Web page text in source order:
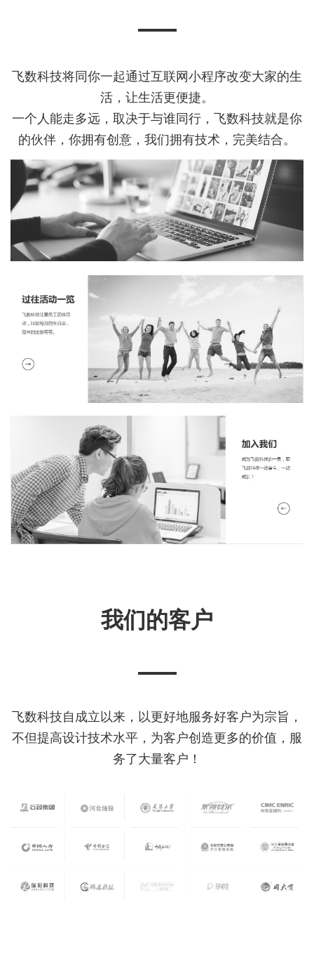
飞数科技将同你一起通过互联网小程序改变大家的生
活，让生活更便捷。
一个人能走多远，取决于与谁同行，飞数科技就是你
的伙伴，你拥有创意，我们拥有技术，完美结合。
我们的客户
飞数科技自成立以来，以更好地服务好客户为宗旨，
不但提高设计技术水平，为客户创造更多的价值，服
务了大量客户！